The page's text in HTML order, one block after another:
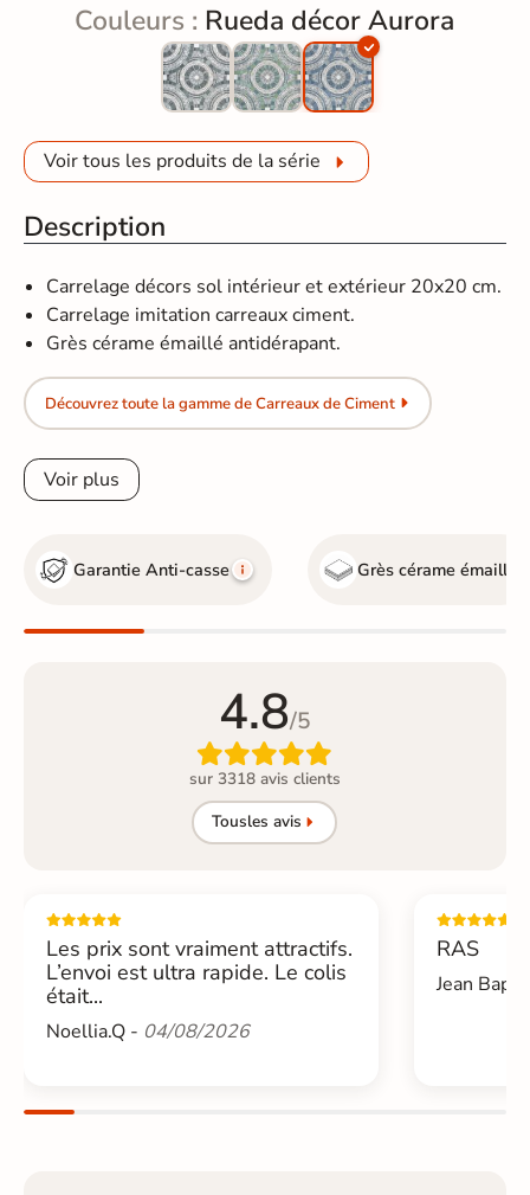
Couleurs : Rueda décor Aurora
Voir tous les produits de la série
Description
Carrelage décors sol intérieur et extérieur 20x20 cm.
Carrelage imitation carreaux ciment.
Grès cérame émaillé antidérapant.
Découvrez toute la gamme de Carreaux de Ciment
Voir plus
Garantie Anti-casse Grès cérame émaillé
4.8/5

sur 3318 avis clients
Tousles avis
Les prix sont vraiment attractifs.
L’envoi est ultra rapide. Le colis
était...
Noellia.Q - 04/08/2026
RAS
Jean